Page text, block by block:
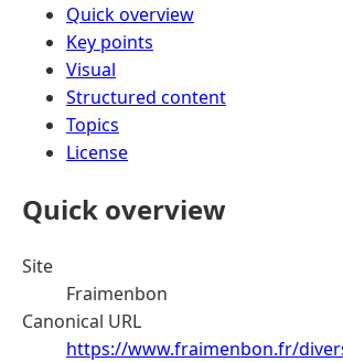
Quick overview
Key points
Visual
Structured content
Topics
License
Quick overview
Site
Fraimenbon
Canonical URL
https://www.fraimenbon.fr/